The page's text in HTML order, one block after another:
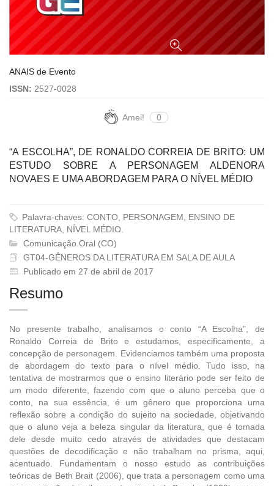
ANAIS de Evento
ISSN: 2527-0028
Amei! 0
“A ESCOLHA”, DE RONALDO CORREIA DE BRITO: UM
ESTUDO SOBRE A PERSONAGEM ALDENORA
NOVAES E UMA ABORDAGEM PARA O NÍVEL MÉDIO
Palavra-chaves: CONTO, PERSONAGEM, ENSINO DE
LITERATURA, NÍVEL MÉDIO.
Comunicação Oral (CO)
GT04-GÊNEROS DA LITERATURA EM SALA DE AULA
Publicado em 27 de abril de 2017
Resumo
No presente trabalho, analisamos o conto “A Escolha”, de
Ronaldo Correia de Brito e estudamos, especificamente, a
concepção de personagem. Evidenciamos também uma proposta
de abordagem do texto para o nível médio. Tudo isso, na
tentativa de mostrarmos que o ensino literário pode ser feito de
um modo diferente, fazendo com que o aluno perceba que o
conto, na sua essência, é um gênero que proporciona uma
reflexão sobre a condição do sujeito na sociedade, objetivando
que o aluno veja a beleza singular da literatura, que é tomada
dele desde muito cedo através de atividades que destacam
questões de decodificação e não trabalham no prisma, aqui,
acentuado. Fundamentam o nosso estudo as contribuições
teóricas de Beth Brait (2006), que trata a personagem como uma